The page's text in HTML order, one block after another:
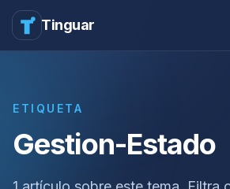
Tinguar
ETIQUETA
Gestion-Estado